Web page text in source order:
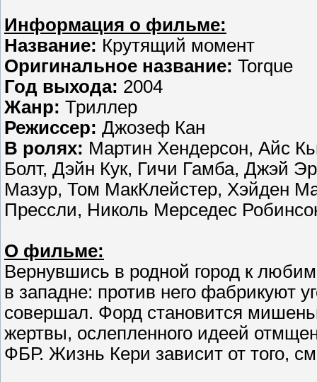
Информация о фильме:
Название: Крутящий момент
Оригинальное название: Torque
Год выхода: 2004
Жанр: Триллер
Режиссер: Джозеф Кан
В ролях: Мартин Хендерсон, Айс
Болт, Дэйн Кук, Гичи Гамба, Джэй
Мазур, Том МакКлейстер, Хэйден
Прессли, Николь Мерседес
О фильме:
Вернувшись в родной город к
в западне: против него фабрикуют
совершал. Форд становится
жертвы, ослепленного идеей
ФБР. Жизнь Кери зависит от того,